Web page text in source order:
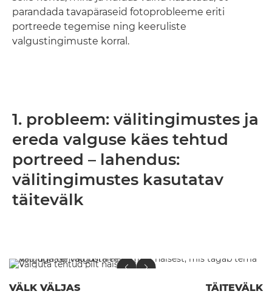
parandada tavapäraseid fotoprobleeme eriti
portreede tegemise ning keeruliste
valgustingimuste korral.
1. probleem: välitingimustes ja
ereda valguse käes tehtud
portreed – lahendus:
välitingimustes kasutatav
täitevälk
VÄLK VÄLJAS TÄITEVÄLK